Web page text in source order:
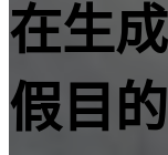
在生
假目